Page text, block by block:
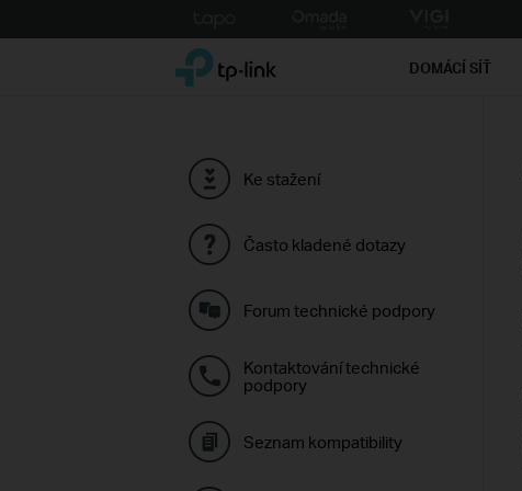
to
TP-Link, Reliably Smart DOMÁCÍ SÍŤ
Ke stažení
Často kladené dotazy
Forum technické podpory
Kontaktování technické
podpory
Seznam kompatibility